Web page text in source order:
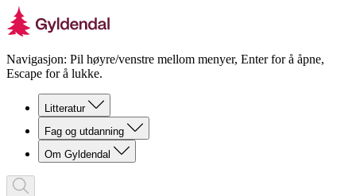
Navigasjon: Pil høyre/venstre mellom menyer, Enter for å åpne,
Escape for å lukke.
Litteratur
Fag og utdanning
Om Gyldendal